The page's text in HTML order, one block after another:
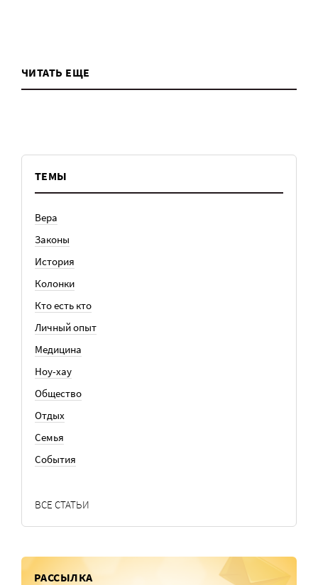
ЧИТАТЬ ЕЩЕ
ТЕМЫ
Вера
Законы
История
Колонки
Кто есть кто
Личный опыт
Медицина
Ноу-хау
Общество
Отдых
Семья
События
ВСЕ СТАТЬИ
РАССЫЛКА